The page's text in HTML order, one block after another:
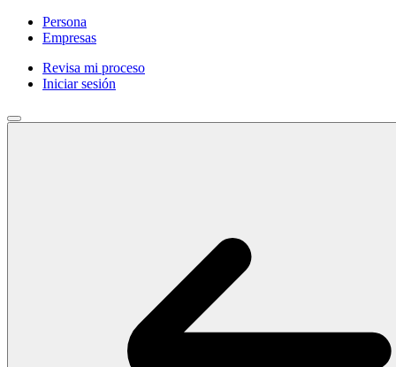
Persona
Empresas
Revisa mi proceso
Iniciar sesión